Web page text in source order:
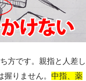
方です。親指と人差し
りません。 中指、薬